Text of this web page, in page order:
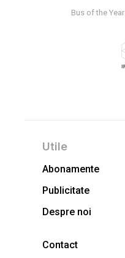
Bus of the Year
Utile
Abonamente
Publicitate
Despre noi
Contact